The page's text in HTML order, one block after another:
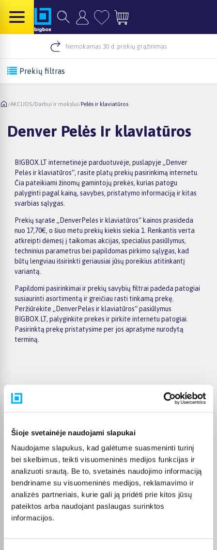
Šioje svetainėje naudojami slapukai
Naudojame slapukus, kad galėtume suasmeninti turinį
bei skelbimus, teikti visuomeninės medijos funkcijas ir
analizuoti srautą. Be to, svetainės naudojimo informaciją
bendriname su visuomeninės medijos, reklamavimo ir
analizės partneriais, kurie gali ją pridėti prie kitos jūsų
pateiktos arba naudojant paslaugas surinktos
informacijos.
Nemokamas 30 d. prekių grąžinimas
Prekių filtras
/AKCIJOS/Darbui ir mokslui/Pelės ir klaviatūros
Denver Pelės ir klaviatūros
BIGBOX.LT internetinėje parduotuvėje, puslapyje „Denver
Pelės ir klaviatūros“, rasite platų prekių pasirinkimą internetu.
Čia pateikiami žinomų gamintojų prekės, kurias patogu
palyginti pagal kainą, savybes, pristatymo informaciją ir kitas
svarbias sąlygas.
Prekių sąraše „DenverPelės ir klaviatūros“ kainos prasideda
nuo 17,70€, o šiuo metu prekių kiekis siekia 1. Renkantis verta
atkreipti dėmesį į taikomas akcijas, specialius pasiūlymus,
techninius parametrus bei papildomas pirkimo sąlygas, kad
būtų lengviau išsirinkti geriausiai jūsų poreikius atitinkantį
variantą.
Papildomi pasirinkimai ir prekių savybių filtrai padeda patogiai
susiaurinti asortimentą ir greičiau rasti tinkamą prekę.
Peržiūrėkite „DenverPelės ir klaviatūros“ pasiūlymus
BIGBOX.LT, palyginkite prekes ir pirkite internetu patogiai.
Pasirinktą prekę pristatysime per jos aprašyme nurodytą
terminą.
Pirkėjų atsiliepimai apie prekes
Patvirtintas pirkėjas
Ty­lu ir patogu. Greitas pristatymas.
Neringa N.
Patvirtintas pirkėjas
viskas ok